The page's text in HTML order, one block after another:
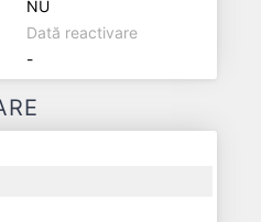
NU
Dată reactivare
-